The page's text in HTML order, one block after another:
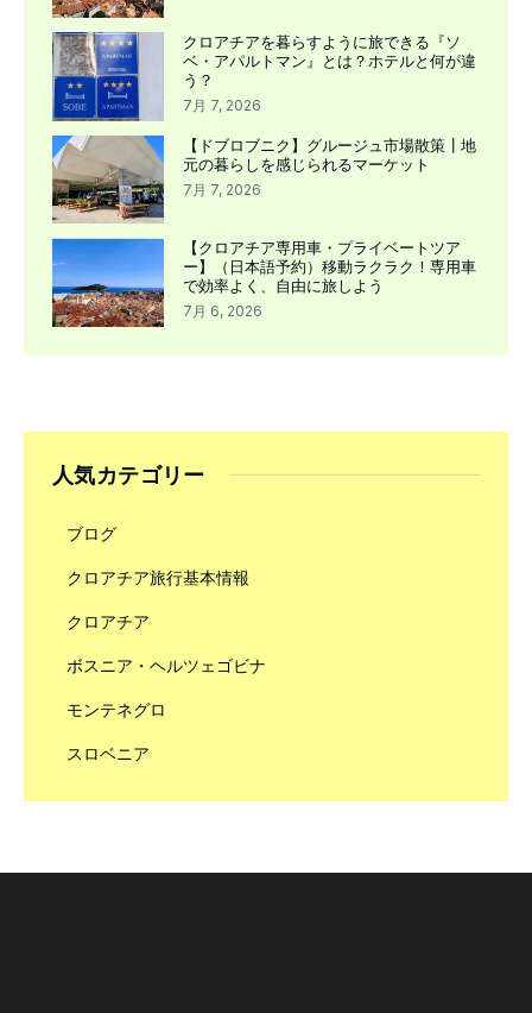
クロアチアを暮らすように旅できる『ソ
ベ・アパルトマン』とは？ホテルと何が違
う？
7月 7, 2026
【ドブロブニク】グルージュ市場散策┃地
元の暮らしを感じられるマーケット
7月 7, 2026
【クロアチア専用車・プライベートツア
ー】（日本語予約）移動ラクラク！専用車
で効率よく、自由に旅しよう
7月 6, 2026
人気カテゴリー
ブログ
クロアチア旅行基本情報
クロアチア
ボスニア・ヘルツェゴビナ
モンテネグロ
スロベニア